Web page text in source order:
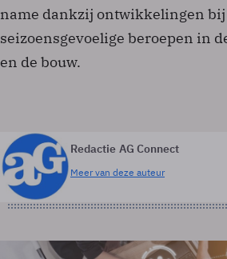
name dankzij ontwikkelingen bij
seizoensgevoelige beroepen in
en de bouw.
Redactie AG Connect
Meer van deze auteur